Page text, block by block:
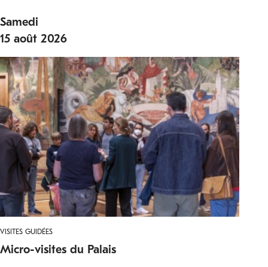
Samedi
15 août 2026
VISITES GUIDÉES
Micro-visites du Palais